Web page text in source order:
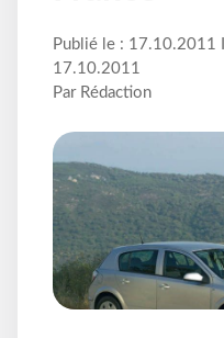
Publié le : 17.10.2011
17.10.2011
Par Rédaction